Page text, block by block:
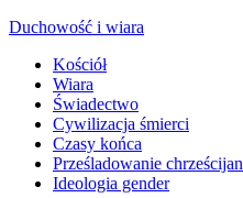
Duchowość i wiara
Kościół
Wiara
Świadectwo
Cywilizacja śmierci
Czasy końca
Prześladowanie chrześcijan
Ideologia gender